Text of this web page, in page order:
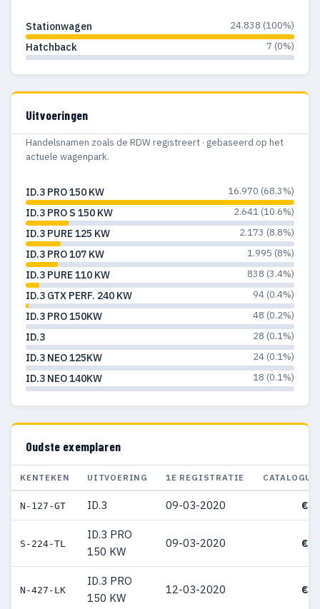
Stationwagen 24.838 (100%)
Hatchback 7 (0%)
Uitvoeringen
Handelsnamen zoals de RDW registreert · gebaseerd op het
actuele wagenpark.
ID.3 PRO 150 KW 16.970 (68.3%)
ID.3 PRO S 150 KW 2.641 (10.6%)
ID.3 PURE 125 KW 2.173 (8.8%)
ID.3 PRO 107 KW 1.995 (8%)
ID.3 PURE 110 KW 838 (3.4%)
ID.3 GTX PERF. 240 KW 94 (0.4%)
ID.3 PRO 150KW 48 (0.2%)
ID.3 28 (0.1%)
ID.3 NEO 125KW 24 (0.1%)
ID.3 NEO 140KW 18 (0.1%)
Oudste exemplaren
KENTEKEN UITVOERING 1E REGISTRATIE
N-127-GT ID.3 09-03-2020 €
S-224-TL
ID.3 PRO
150 KW
09-03-2020 €
N-427-LK
ID.3 PRO
150 KW
12-03-2020 €